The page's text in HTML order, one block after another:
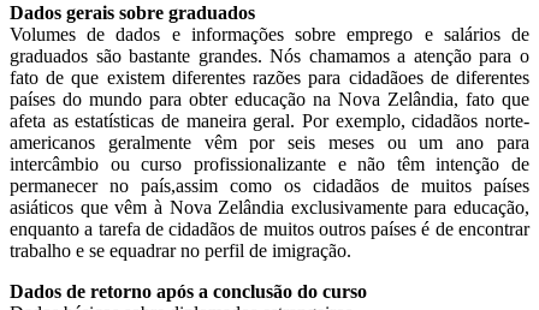
Dados gerais sobre graduados
Volumes de dados e informações sobre emprego e salários de
graduados são bastante grandes. Nós chamamos a atenção para o
fato de que existem diferentes razões para cidadãoes de diferentes
países do mundo para obter educação na Nova Zelândia, fato que
afeta as estatísticas de maneira geral. Por exemplo, cidadãos norte-
americanos geralmente vêm por seis meses ou um ano para
intercâmbio ou curso profissionalizante e não têm intenção de
permanecer no país,assim como os cidadãos de muitos países
asiáticos que vêm à Nova Zelândia exclusivamente para educação,
enquanto a tarefa de cidadãos de muitos outros países é de encontrar
trabalho e se equadrar no perfil de imigração.
Dados de retorno após a conclusão do curso